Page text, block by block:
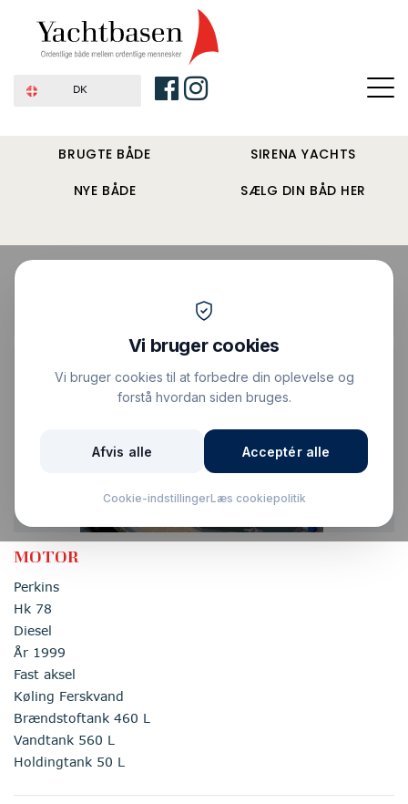
DK
BRUGTE BÅDE
NYE BÅDE
SIRENA YACHTS
SÆLG DIN BÅD HER
Vis alle billeder
MOTOR
Perkins
Hk 78
Diesel
År 1999
Fast aksel
Køling Ferskvand
Brændstoftank 460 L
Vandtank 560 L
Holdingtank 50 L